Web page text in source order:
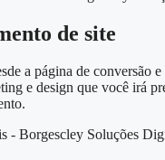
de site
a página de conversão
e design que você irá